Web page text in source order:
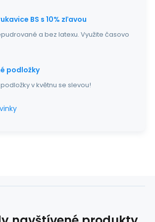
BS s 10% zľavou
a bez latexu. Využite časovo
podložky
v květnu se slevou!